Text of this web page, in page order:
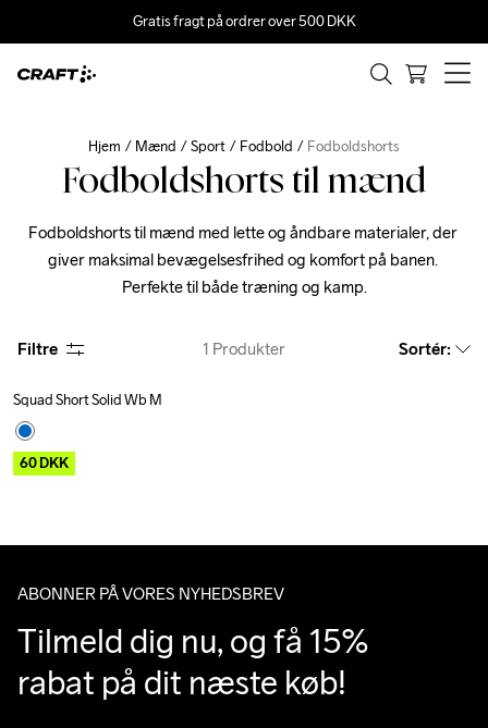
Gratis fragt på ordrer over 500 DKK
Hjem Mænd Sport Fodbold Fodboldshorts
Fodboldshorts til mænd
Fodboldshorts til mænd med lette og åndbare materialer, der
giver maksimal bevægelsesfrihed og komfort på banen.
Perfekte til både træning og kamp.
Filtre 1 Produkter Sortér:
Outlet
Squad Short Solid Wb M
60DKK
ABONNER PÅ VORES NYHEDSBREV
Tilmeld dig nu, og få 15%
rabat på dit næste køb!